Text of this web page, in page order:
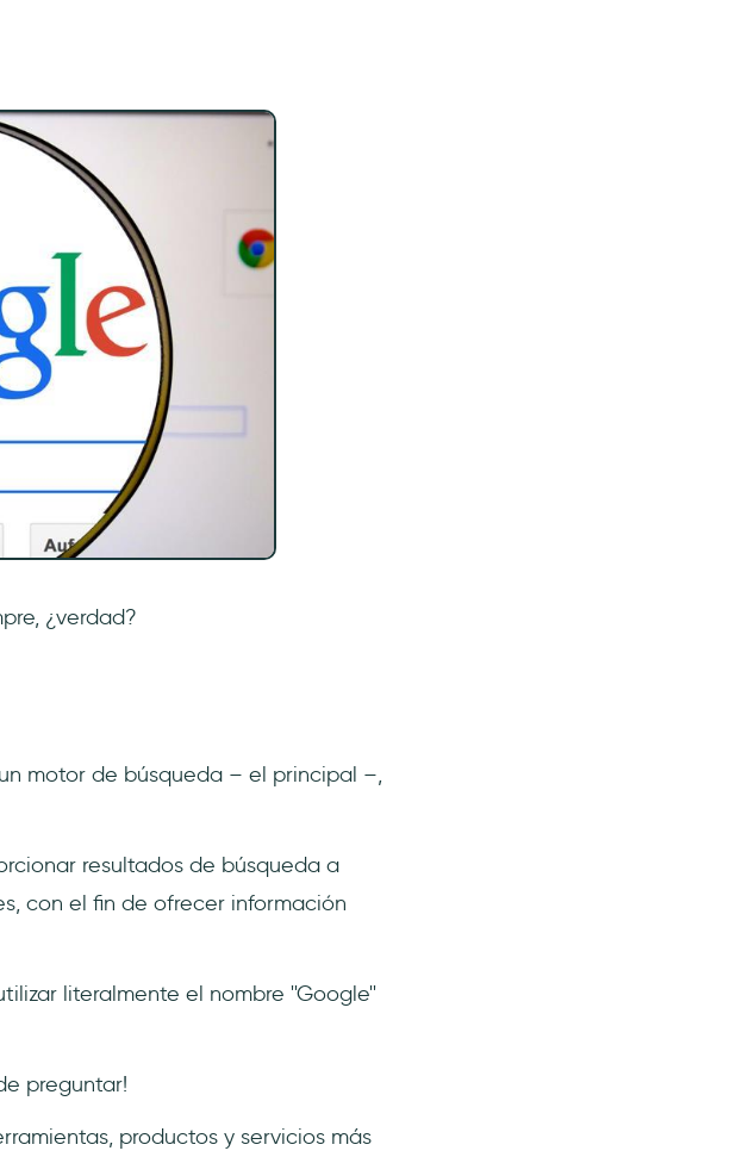
¿verdad?
motor de búsqueda – el principal –,
resultados de búsqueda a
con el fin de ofrecer información
literalmente el nombre ''Google''
preguntar!
productos y servicios más